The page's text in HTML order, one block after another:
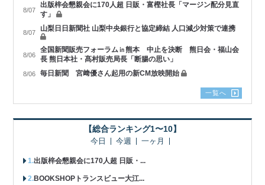
8/07
出版梓会懇親会に170人超 日販・富樫社長「マージン配分見直
す」
8/07 山梨日日新聞社 山梨中央銀行と協定締結 人口減少対策で連携
8/06
全国新聞販売フォーラム㏌熊本 中止を決断 熊日会・福山会
長 熊日本社・髙村販売局長「断腸の思い」
8/06 毎日新聞 宮﨑優さん起用の新CM放映開始
一覧へ
【総合ランキング1〜10】
今日 今週 一ヶ月
出版梓会懇親会に170人超 日販・...
BOOKSHOPトランスビュー大江...